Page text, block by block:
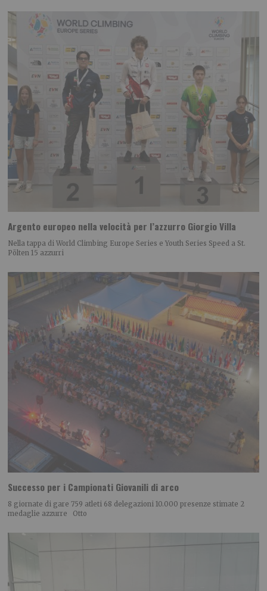
Argento europeo nella velocità per l’azzurro Giorgio Villa
Nella tappa di World Climbing Europe Series e Youth Series Speed a St.
Pölten 15 azzurri
Successo per i Campionati Giovanili di arco
8 giornate di gare 759 atleti 68 delegazioni 10.000 presenze stimate 2
medaglie azzurre Otto